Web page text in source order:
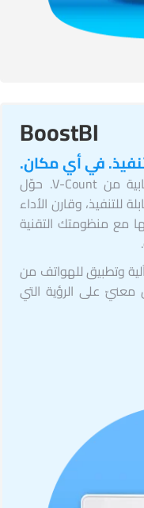
BoostBI
في أي مكان.
BoostBI هي منصة التحليلات السحابية من V-Count. حوّل
للتنفيذ، وقارن الأداء
مع منظومتك التقنية
وتطبيق للهواتف من
كل معنيّ على الرؤية التي